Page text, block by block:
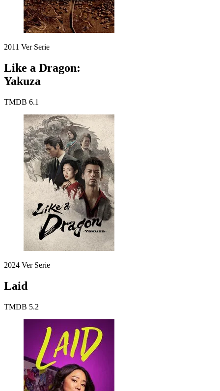
2011 Ver Serie
Like a Dragon:
Yakuza
TMDB 6.1
2024 Ver Serie
Laid
TMDB 5.2